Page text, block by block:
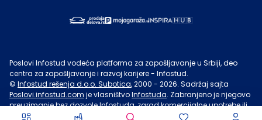
Poslovi Infostud vodeća platforma za zapošljavanje u Srbiji, deo
centra za zapošljavanje i razvoj karijere - Infostud.
© Infostud rešenja d.o.o. Subotica, 2000 - 2026. Sadržaj sajta
Poslovi.infostud.com je vlasništvoInfostuda. Zabranjeno je njegovo
preuzimanje bez dozvoleInfostuda, zarad komercijalne upotrebe ili
u druge svrhe, osim za lične potrebe posetilaca sajta.